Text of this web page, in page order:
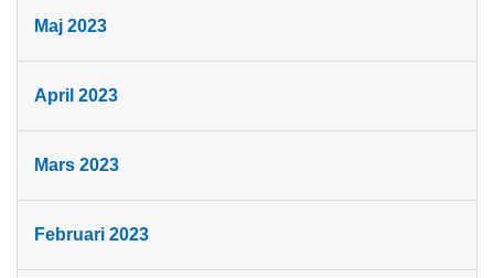
Maj 2023
April 2023
Mars 2023
Februari 2023